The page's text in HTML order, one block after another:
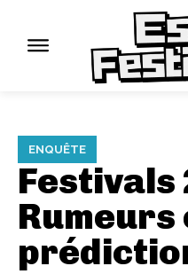
ENQUÊTE
Festivals
Rumeurs